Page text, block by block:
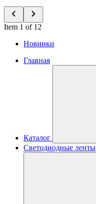
Item 1 of 12
Новинки
Главная
Каталог
Светодиодные ленты